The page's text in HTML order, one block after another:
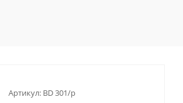
Артикул: BD 301/p